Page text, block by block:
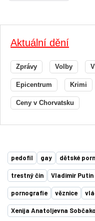
Aktuální dění
Zprávy Volby
Epicentrum Krimi
Ceny v Chorvatsku
pedofil gay dětské
trestný čin Vladimir Putin
pornografie věznice
Xenija Anatoljevna